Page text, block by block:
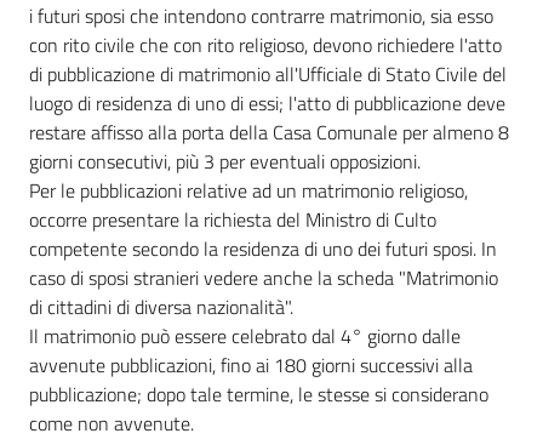
Informazioni
locali
Newsletter
i futuri sposi che intendono contrarre matrimonio, sia esso
con rito civile che con rito religioso, devono richiedere l'atto
di pubblicazione di matrimonio all'Ufficiale di Stato Civile del
luogo di residenza di uno di essi; l'atto di pubblicazione deve
restare affisso alla porta della Casa Comunale per almeno 8
giorni consecutivi, più 3 per eventuali opposizioni.
Per le pubblicazioni relative ad un matrimonio religioso,
occorre presentare la richiesta del Ministro di Culto
competente secondo la residenza di uno dei futuri sposi. In
caso di sposi stranieri vedere anche la scheda "Matrimonio
di cittadini di diversa nazionalità".
Il matrimonio può essere celebrato dal 4° giorno dalle
avvenute pubblicazioni, fino ai 180 giorni successivi alla
pubblicazione; dopo tale termine, le stesse si considerano
come non avvenute.